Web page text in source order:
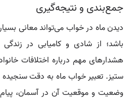
جمع‌بندی و نتیجه‌گیری
دیدن ماه در خواب می‌تواند معانی
باشد؛ از شادی و کامیابی در
هشدارهای مهم درباره اختلافات
ستیز. تعبیر خواب ماه به دقت
وضعیت و موقعیت آن در آسمان،